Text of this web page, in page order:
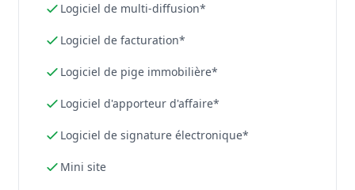
Logiciel de multi-diffusion*
Logiciel de facturation*
Logiciel de pige immobilière*
Logiciel d'apporteur d'affaire*
Logiciel de signature électronique*
Mini site